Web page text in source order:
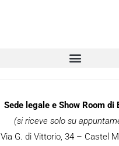
Sede legale e Show Room di
(si riceve solo su
Via G. di Vittorio, 34 – Castel